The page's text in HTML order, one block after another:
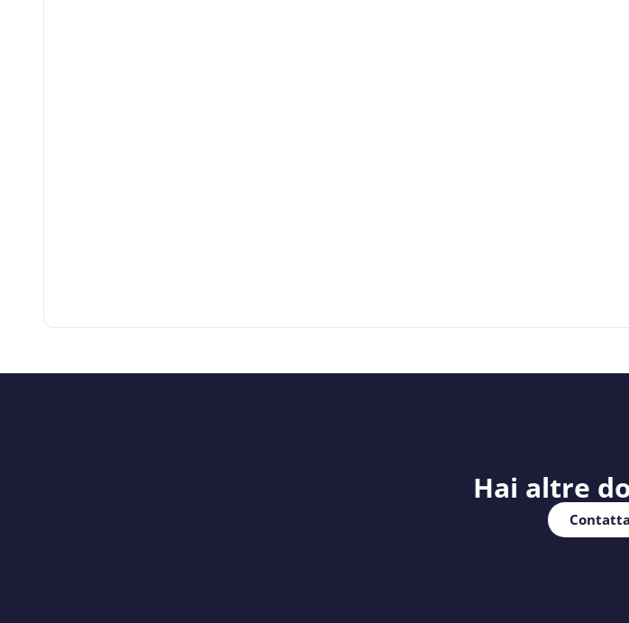
Hai altre